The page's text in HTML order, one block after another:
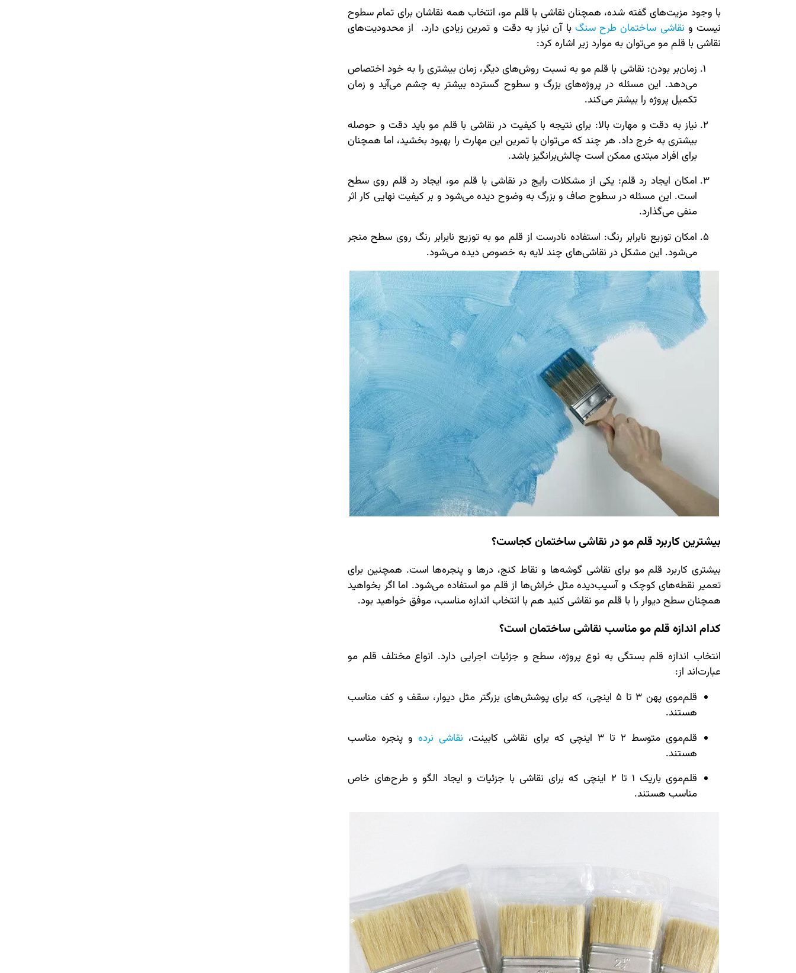
با وجود مزیت‌های گفته شده، همچنان نقاشی با قلم مو، انتخاب همه نقاشان برای تمام سطوح
نیست و نقاشی ساختمان طرح سنگ با آن نیاز به دقت و تمرین زیادی دارد. از محدودیت‌های
نقاشی با قلم مو می‌توان به موارد زیر اشاره کرد:
زمان‌بر بودن: نقاشی با قلم مو به نسبت روش‌های دیگر، زمان بیشتری را به خود اختصاص
می‌دهد. این مسئله در پروژه‌های بزرگ و سطوح گسترده بیشتر به چشم می‌آید و زمان
تکمیل پروژه را بیشتر می‌کند.
نیاز به دقت و مهارت بالا: برای نتیجه با کیفیت در نقاشی با قلم مو باید دقت و حوصله
بیشتری به خرج داد. هر چند که می‌توان با تمرین این مهارت را بهبود بخشید، اما همچنان
برای افراد مبتدی ممکن است چالش‌برانگیز باشد.
امکان ایجاد رد قلم: یکی از مشکلات رایج در نقاشی با قلم مو، ایجاد رد قلم روی سطح
است. این مسئله در سطوح صاف و بزرگ به وضوح دیده می‌شود و بر کیفیت نهایی کار اثر
منفی می‌گذارد.
امکان توزیع نابرابر رنگ: استفاده نادرست از قلم مو به توزیع نابرابر رنگ روی سطح منجر
می‌شود. این مشکل در نقاشی‌های چند لایه به خصوص دیده می‌شود.
بیشترین کاربرد قلم مو در نقاشی ساختمان کجاست؟
بیشتری کاربرد قلم مو برای نقاشی گوشه‌ها و نقاط کنج، درها و پنجره‌ها است. همچنین برای
تعمیر نقطه‌های کوچک و آسیب‌دیده مثل خراش‌ها از قلم مو استفاده می‌شود. اما اگر بخواهید
همچنان سطح دیوار را با قلم مو نقاشی کنید هم با انتخاب اندازه مناسب، موفق خواهید بود.
کدام اندازه قلم مو مناسب نقاشی ساختمان است؟
انتخاب اندازه قلم بستگی به نوع پروژه، سطح و جزئیات اجرایی دارد. انواع مختلف قلم مو
عبارت‌‌اند از:
قلم‌موی پهن 3 تا 5 اینچی، که برای پوشش‌های بزرگتر مثل دیوار، سقف و کف مناسب
هستند.
قلم‌موی متوسط 2 تا 3 اینچی که برای نقاشی کابینت،
نقاشی نردهو پنجره مناسب
هستند.
قلم‌موی باریک 1 تا 2 اینچی که برای نقاشی با جزئیات و ایجاد الگو و طرح‌های خاص
مناسب هستند.